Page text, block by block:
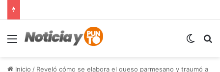
Menú
Inicio / Reveló cómo se elabora el queso parmesano y traumó a